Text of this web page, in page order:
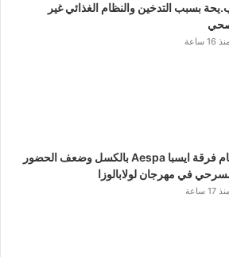
بسبب التدخين والنظام الغذائي غير
منذ 16 ساعة
إتهام فرقة ايسبا Aespa بالكسل وضعف الحضور
في مهرجان لولابالوزا
منذ 17 ساعة